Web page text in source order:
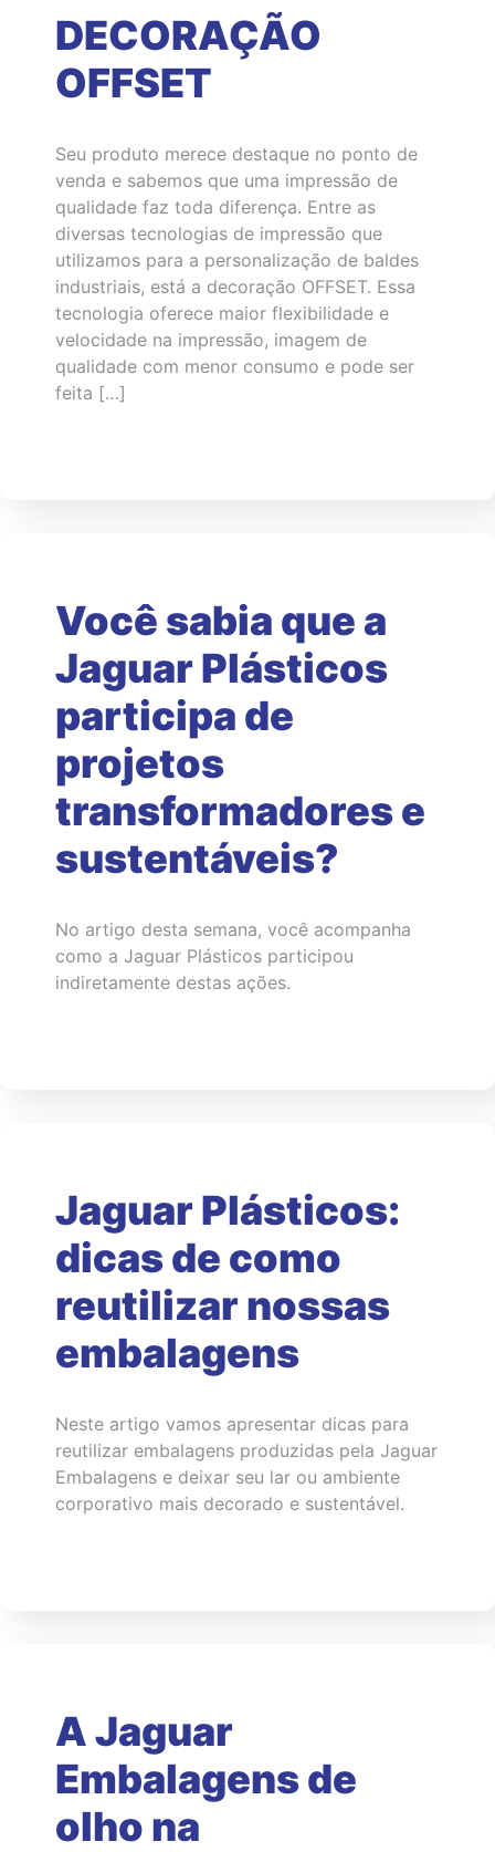
DECORAÇÃO
OFFSET
Seu produto merece destaque no ponto de
venda e sabemos que uma impressão de
qualidade faz toda diferença. Entre as
diversas tecnologias de impressão que
utilizamos para a personalização de baldes
industriais, está a decoração OFFSET. Essa
tecnologia oferece maior flexibilidade e
velocidade na impressão, imagem de
qualidade com menor consumo e pode ser
feita […]
Você sabia que a
Jaguar Plásticos
participa de
projetos
transformadores e
sustentáveis?
No artigo desta semana, você acompanha
como a Jaguar Plásticos participou
indiretamente destas ações.
Jaguar Plásticos:
dicas de como
reutilizar nossas
embalagens
Neste artigo vamos apresentar dicas para
reutilizar embalagens produzidas pela Jaguar
Embalagens e deixar seu lar ou ambiente
corporativo mais decorado e sustentável.
A Jaguar
Embalagens de
olho na